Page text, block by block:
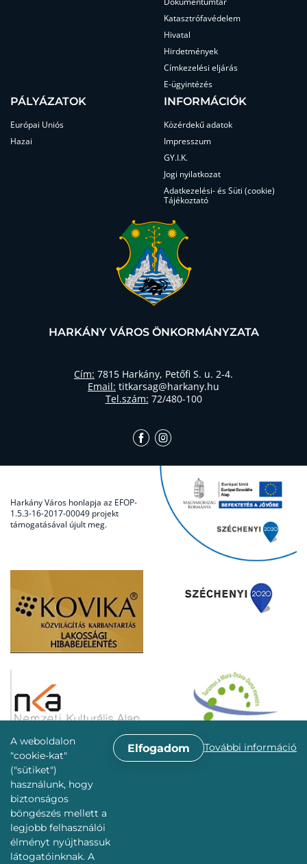
A weboldalon
"cookie-kat"
("sütiket")
használunk, hogy
biztonságos
böngészés mellett a
legjobb felhasználói
élményt nyújthassuk
látogatóinknak. A
Elfogadom További információ
Katasztrófavédelem
Hivatal
Hirdetmények
Címkezelési eljárás
E-ügyintézés
PÁLYÁZATOK
Európai Uniós
Hazai
INFORMÁCIÓK
Közérdekű adatok
Impresszum
GY.I.K.
Jogi nyilatkozat
Adatkezelési- és Süti (cookie)
Tájékoztató
HARKÁNY VÁROS ÖNKORMÁNYZATA
Cím: 7815 Harkány, Petőfi S. u. 2-4.
Email: titkarsag@harkany.hu
Tel.szám: 72/480-100
Harkány Város honlapja az EFOP-
1.5.3-16-2017-00049 projekt
támogatásával újult meg.